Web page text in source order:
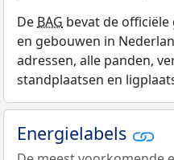
De BAG bevat de officiële
en gebouwen in
adressen, alle panden,
standplaatsen en
Energielabels